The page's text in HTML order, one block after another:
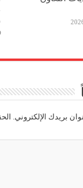
بريدك الإلكتروني.